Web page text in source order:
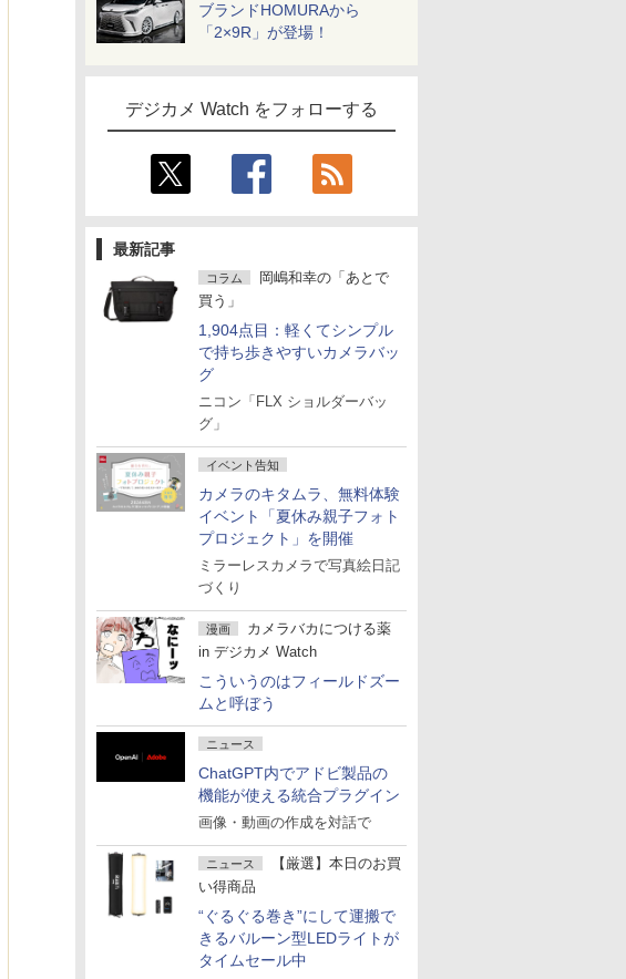
ブランドHOMURAから
「2×9R」が登場！
デジカメ Watch をフォローする
最新記事
コラム
岡嶋和幸の「あとで
買う」
1,904点目：軽くてシンプル
で持ち歩きやすいカメラバッ
グ
ニコン「FLX ショルダーバッ
グ」
イベント告知
カメラのキタムラ、無料体験
イベント「夏休み親子フォト
プロジェクト」を開催
ミラーレスカメラで写真絵日記
づくり
漫画
カメラバカにつける薬
in デジカメ Watch
こういうのはフィールドズー
ムと呼ぼう
ニュース
ChatGPT内でアドビ製品の
機能が使える統合プラグイン
画像・動画の作成を対話で
ニュース
【厳選】本日のお買
い得商品
“ぐるぐる巻き”にして運搬で
きるバルーン型LEDライトが
タイムセール中